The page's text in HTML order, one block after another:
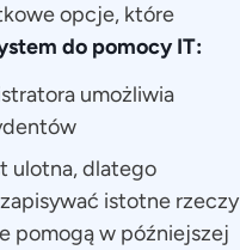
opcje, które
do pomocy IT:
umożliwia
ulotna, dlatego
istotne rzeczy
pomogą w późniejszej